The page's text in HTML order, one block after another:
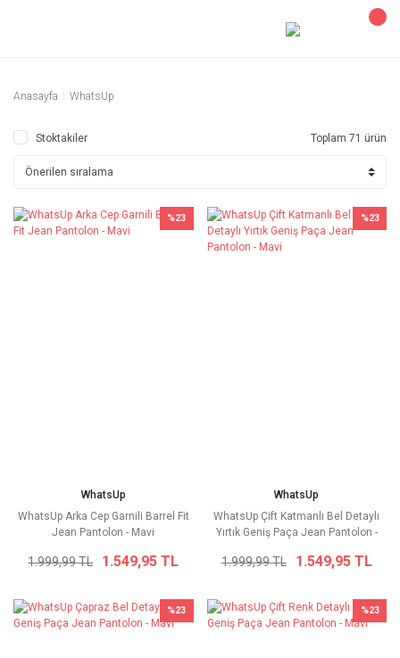
Anasayfa WhatsUp
Stoktakiler Toplam 71 ürün
%23
WhatsUp
WhatsUp Arka Cep Garnili Barrel Fit
Jean Pantolon - Mavi
1.999,99 TL 1.549,95 TL
%23
WhatsUp
WhatsUp Çift Katmanlı Bel Detaylı
Yırtık Geniş Paça Jean Pantolon -
1.999,99 TL 1.549,95 TL
%23 %23